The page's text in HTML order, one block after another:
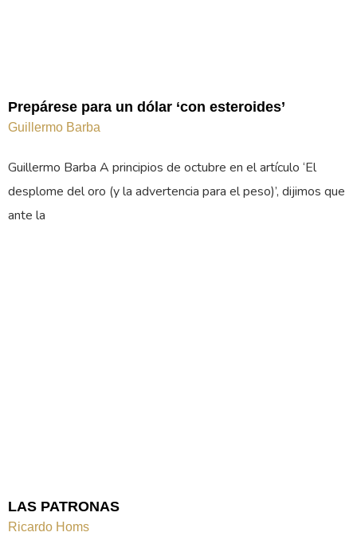
Prepárese para un dólar ‘con esteroides’
Guillermo Barba
Guillermo Barba A principios de octubre en el artículo ‘El
desplome del oro (y la advertencia para el peso)’, dijimos que
ante la
LAS PATRONAS
Ricardo Homs